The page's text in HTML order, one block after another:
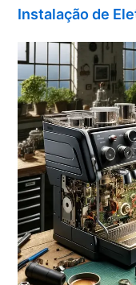
Instalação de